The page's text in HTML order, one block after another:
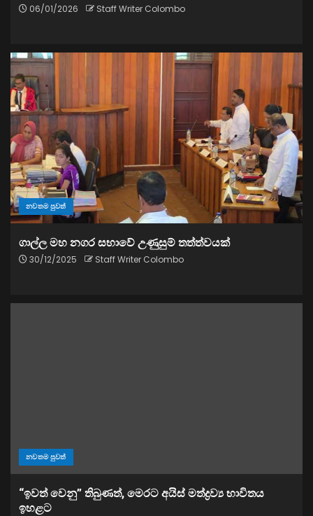
06/01/2026 Staff Writer Colombo
නවතම පුවත්
ගාල්ල මහ නගර සභාවේ උණුසුම් තත්ත්වයක්
30/12/2025 Staff Writer Colombo
නවතම පුවත්
“ඉවත් වෙනු” තිබුණත්, මෙරට අයිස් මත්ද්‍රව්‍ය භාවිතය
ඉහළට